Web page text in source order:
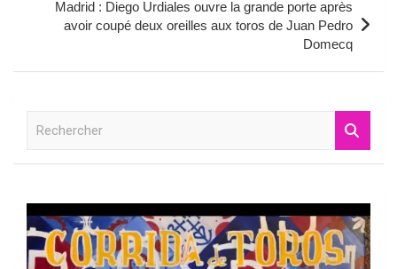
Madrid : Diego Urdiales ouvre la grande porte après
avoir coupé deux oreilles aux toros de Juan Pedro
Domecq
r
c
h